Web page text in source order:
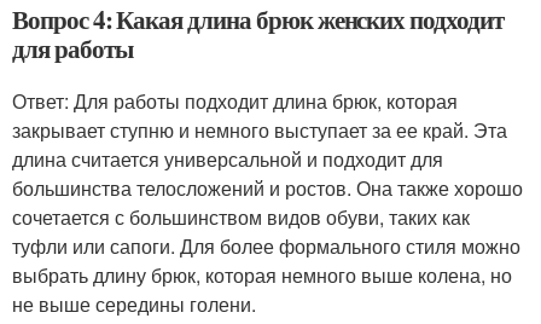
Вопрос 4: Какая длина брюк женских подходит
для работы
Ответ: Для работы подходит длина брюк, которая
закрывает ступню и немного выступает за ее край. Эта
длина считается универсальной и подходит для
большинства телосложений и ростов. Она также хорошо
сочетается с большинством видов обуви, таких как
туфли или сапоги. Для более формального стиля можно
выбрать длину брюк, которая немного выше колена, но
не выше середины голени.